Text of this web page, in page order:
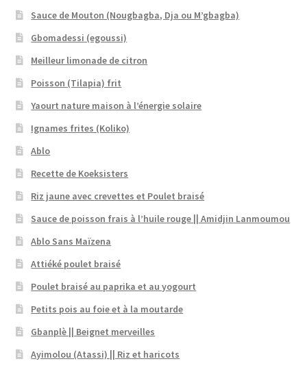
Sauce de Mouton (Nougbagba, Dja ou M’gbagba)
Gbomadessi (egoussi)
Meilleur limonade de citron
Poisson (Tilapia) frit
Yaourt nature maison à l’énergie solaire
Ignames frites (Koliko)
Ablo
Recette de Koeksisters
Riz jaune avec crevettes et Poulet braisé
Sauce de poisson frais à l’huile rouge || Amidjin Lanmoumou
Ablo Sans Maïzena
Attiéké poulet braisé
Poulet braisé au paprika et au yogourt
Petits pois au foie et à la moutarde
Gbanplè || Beignet merveilles
Ayimolou (Atassi) || Riz et haricots